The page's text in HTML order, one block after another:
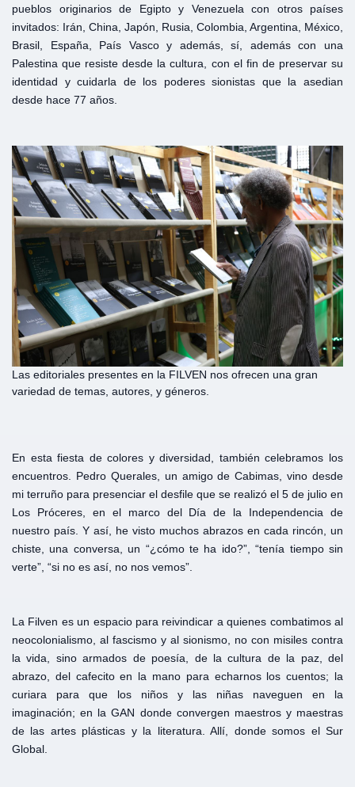
pueblos originarios de Egipto y Venezuela con otros países
invitados: Irán, China, Japón, Rusia, Colombia, Argentina, México,
Brasil, España, País Vasco y además, sí, además con una
Palestina que resiste desde la cultura, con el fin de preservar su
identidad y cuidarla de los poderes sionistas que la asedian
desde hace 77 años.
Las editoriales presentes en la FILVEN nos ofrecen una gran
variedad de temas, autores, y géneros.
En esta fiesta de colores y diversidad, también celebramos los
encuentros. Pedro Querales, un amigo de Cabimas, vino desde
mi terruño para presenciar el desfile que se realizó el 5 de julio en
Los Próceres, en el marco del Día de la Independencia de
nuestro país. Y así, he visto muchos abrazos en cada rincón, un
chiste, una conversa, un “¿cómo te ha ido?”, “tenía tiempo sin
verte”, “si no es así, no nos vemos”.
La Filven es un espacio para reivindicar a quienes combatimos al
neocolonialismo, al fascismo y al sionismo, no con misiles contra
la vida, sino armados de poesía, de la cultura de la paz, del
abrazo, del cafecito en la mano para echarnos los cuentos; la
curiara para que los niños y las niñas naveguen en la
imaginación; en la GAN donde convergen maestros y maestras
de las artes plásticas y la literatura. Allí, donde somos el Sur
Global.